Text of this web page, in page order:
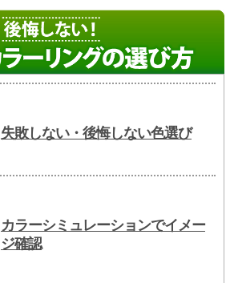
失敗しない・後悔しない色選び
カラーシミュレーションでイメー
ジ確認